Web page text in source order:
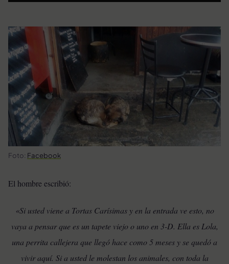
Foto: Facebook
El hombre escribió:
«Si usted viene a Tortas Carísimas y en la entrada ve esto, no
vaya a pensar que es un tapete viejo o uno en 3-D. Ella es Lola,
una perrita callejera que llegó hace como 5 meses y se quedó a
vivir aquí. Si a usted le molestan los animales, con toda la